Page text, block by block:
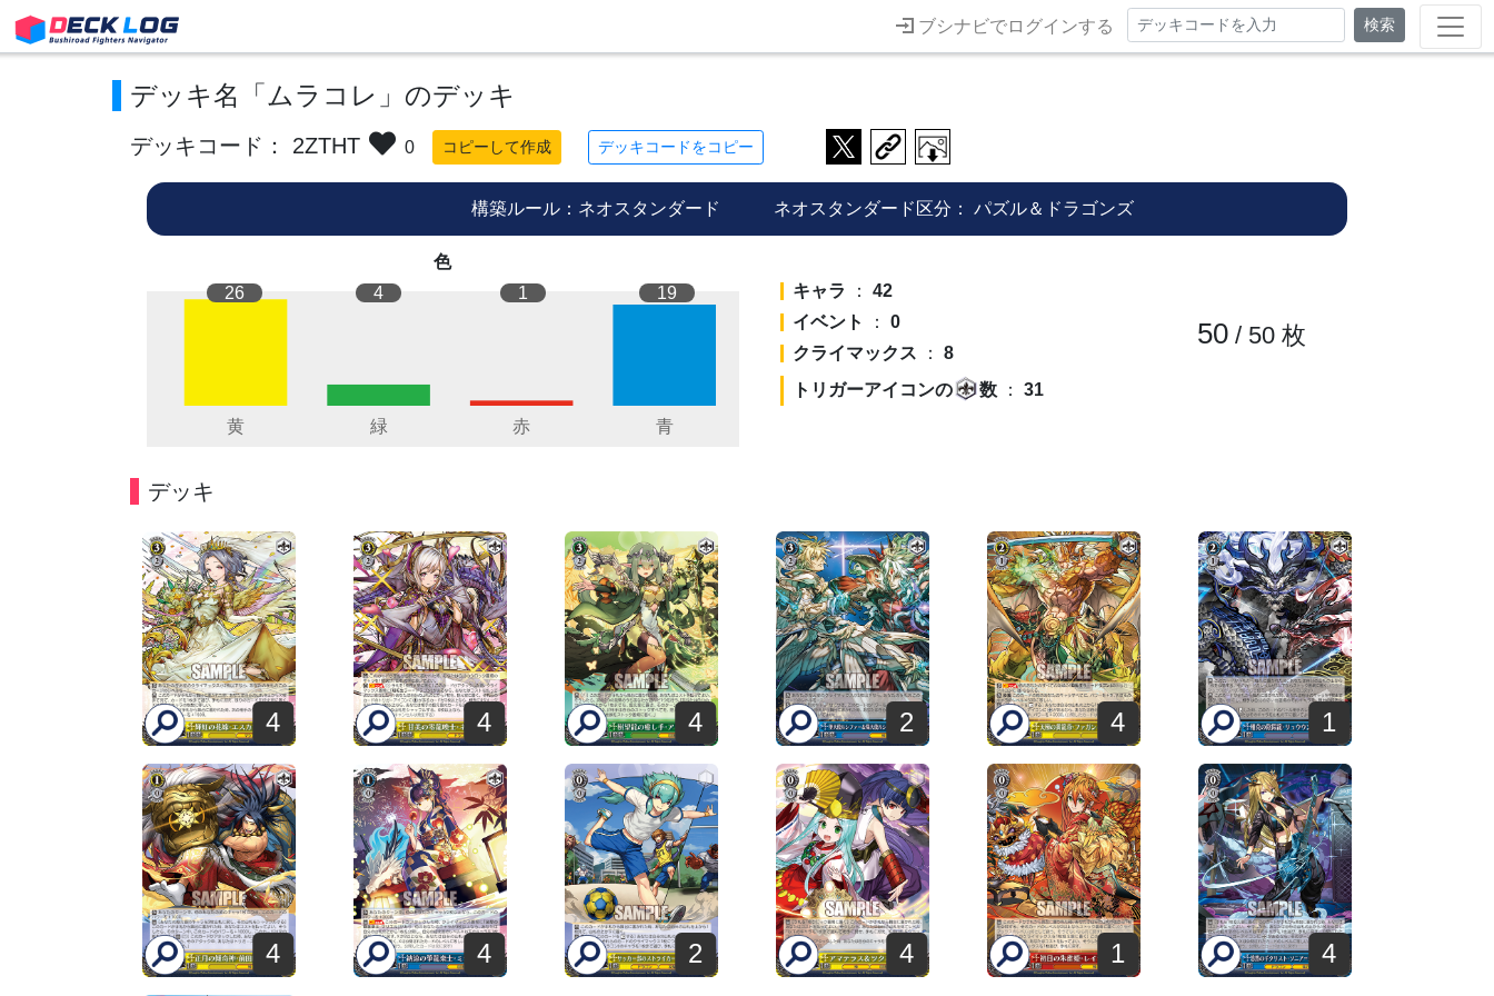
ブシナビでログインする 検索
デッキ名「ムラコレ」のデッキ
デッキコード： 2ZTHT 0 コピーして作成 デッキコードをコピー
構築ルール：ネオスタンダード ネオスタンダード区分： パズル＆ドラゴンズ
色
26
4 1 19 キャラ ： 42
イベント
： 0
クライマックス ： 8
トリガーアイコンの
数： 31
50/ 50枚
デッキ
4 4 4 2 4 1
4 4 2 4 1 4